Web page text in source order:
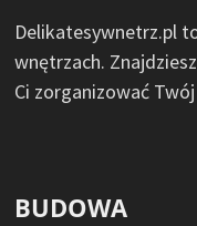
Delikatesywnetrz.pl
wnętrzach.
Ci zorganizować
BUDOWA